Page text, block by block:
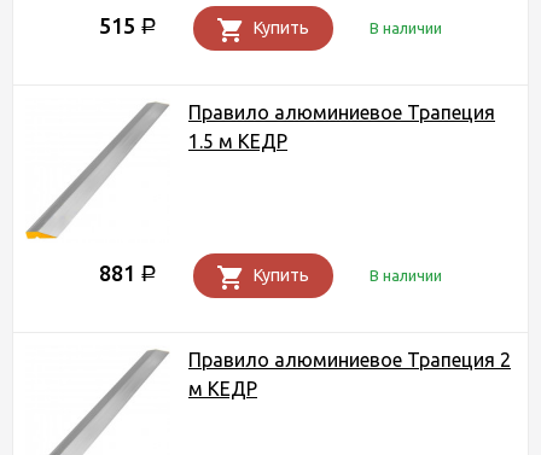
515 Р Купить В наличии
Правило алюминиевое Трапеция
1.5 м КЕДР
881 Р Купить В наличии
Правило алюминиевое Трапеция 2
м КЕДР